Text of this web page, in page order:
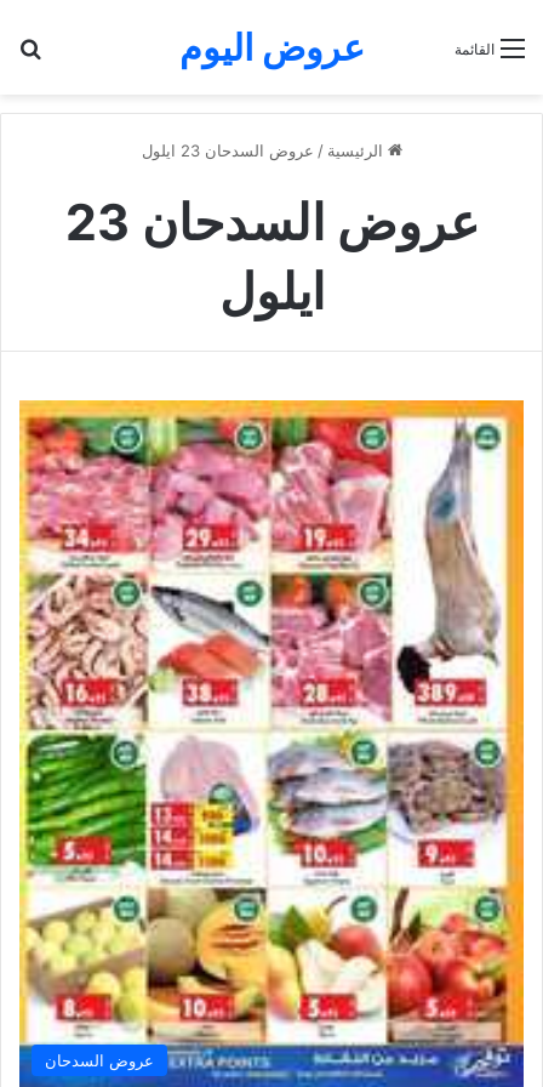
عروض اليوم القائمة
الرئيسية / عروض السدحان 23 ايلول
عروض السدحان 23
ايلول
عروض السدحان